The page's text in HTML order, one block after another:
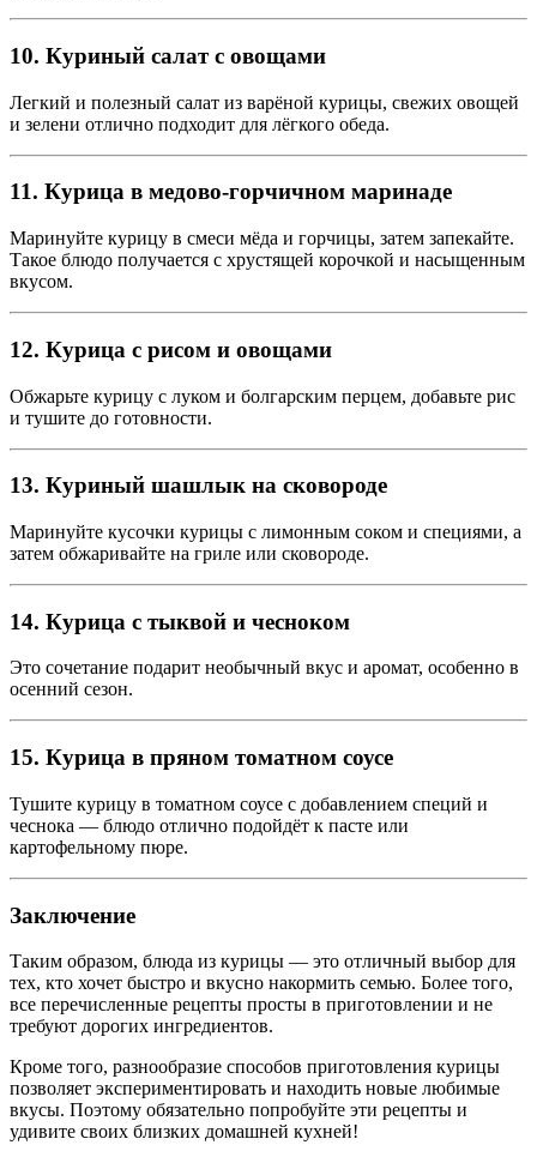
10. Куриный салат с овощами
Легкий и полезный салат из варёной курицы, свежих овощей
и зелени отлично подходит для лёгкого обеда.
11. Курица в медово-горчичном маринаде
Маринуйте курицу в смеси мёда и горчицы, затем запекайте.
Такое блюдо получается с хрустящей корочкой и насыщенным
вкусом.
12. Курица с рисом и овощами
Обжарьте курицу с луком и болгарским перцем, добавьте рис
и тушите до готовности.
13. Куриный шашлык на сковороде
Маринуйте кусочки курицы с лимонным соком и специями, а
затем обжаривайте на гриле или сковороде.
14. Курица с тыквой и чесноком
Это сочетание подарит необычный вкус и аромат, особенно в
осенний сезон.
15. Курица в пряном томатном соусе
Тушите курицу в томатном соусе с добавлением специй и
чеснока — блюдо отлично подойдёт к пасте или
картофельному пюре.
Заключение
Таким образом, блюда из курицы — это отличный выбор для
тех, кто хочет быстро и вкусно накормить семью. Более того,
все перечисленные рецепты просты в приготовлении и не
требуют дорогих ингредиентов.
Кроме того, разнообразие способов приготовления курицы
позволяет экспериментировать и находить новые любимые
вкусы. Поэтому обязательно попробуйте эти рецепты и
удивите своих близких домашней кухней!